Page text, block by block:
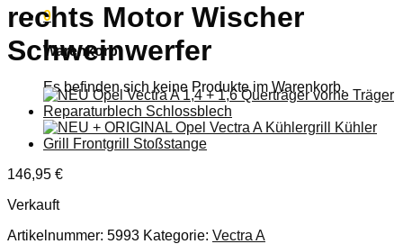
0
Warenkorb
Es befinden sich keine Produkte im Warenkorb.
rechts Motor Wischer
Schweinwerfer
146,95 €
Verkauft
Artikelnummer: 5993 Kategorie: Vectra A